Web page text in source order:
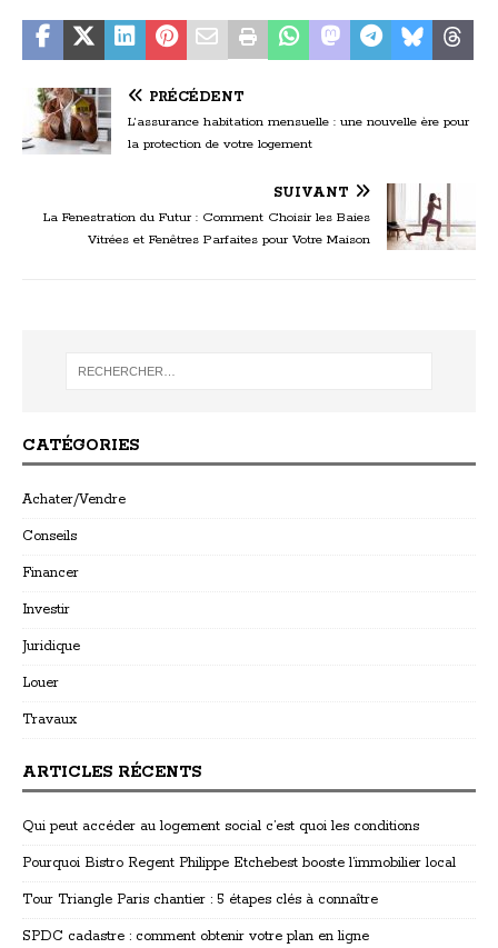
PRÉCÉDENT
L’assurance habitation mensuelle : une nouvelle ère pour
la protection de votre logement
SUIVANT
La Fenestration du Futur : Comment Choisir les Baies
Vitrées et Fenêtres Parfaites pour Votre Maison
CATÉGORIES
Achater/Vendre
Conseils
Financer
Investir
Juridique
Louer
Travaux
ARTICLES RÉCENTS
Qui peut accéder au logement social c’est quoi les conditions
Pourquoi Bistro Regent Philippe Etchebest booste l’immobilier local
Tour Triangle Paris chantier : 5 étapes clés à connaître
SPDC cadastre : comment obtenir votre plan en ligne